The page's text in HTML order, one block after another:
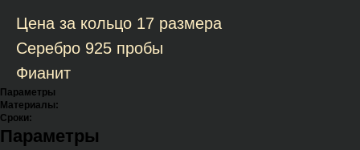
Цена за кольцо 17 размера
Серебро 925 пробы
Фианит
Параметры
Материалы:
Сроки:
Параметры